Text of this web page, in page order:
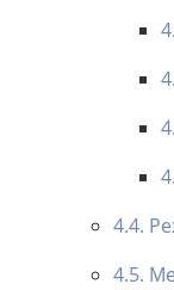
4.4.
4.5.